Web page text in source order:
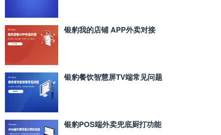
银豹我的店铺 APP外卖对接
银豹餐饮智慧屏TV端常见问题
银豹POS端外卖兜底厨打功能